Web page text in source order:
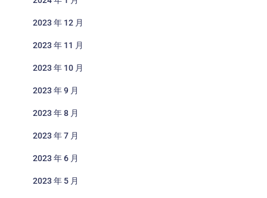
2023 年 12 月
2023 年 11 月
2023 年 10 月
2023 年 9 月
2023 年 8 月
2023 年 7 月
2023 年 6 月
2023 年 5 月